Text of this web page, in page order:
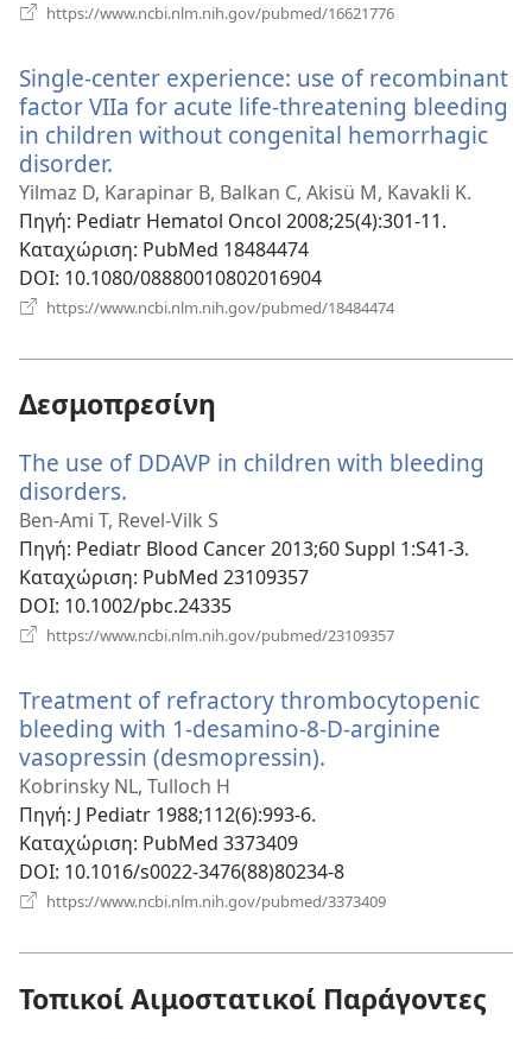
https://www.ncbi.nlm.nih.gov/pubmed/16621776
Single-center experience: use of recombinant
factor VIIa for acute life-threatening bleeding
in children without congenital hemorrhagic
disorder.
νέο
παράθυρο)
Yilmaz D, Karapinar B, Balkan C, Akisü M, Kavakli K.
Πηγή‎: Pediatr Hematol Oncol 2008;25(4):301-11.
Καταχώριση‎: PubMed 18484474
DOI‎: 10.1080/08880010802016904
https://www.ncbi.nlm.nih.gov/pubmed/18484474
Δεσμοπρεσίνη
The use of DDAVP in children with bleeding
disorders.
νέο
παράθυρο)
Ben-Ami T, Revel-Vilk S
Πηγή‎: Pediatr Blood Cancer 2013;60 Suppl 1:S41-3.
Καταχώριση‎: PubMed 23109357
DOI‎: 10.1002/pbc.24335
https://www.ncbi.nlm.nih.gov/pubmed/23109357
Treatment of refractory thrombocytopenic
bleeding with 1-desamino-8-D-arginine
vasopressin (desmopressin).
Kobrinsky NL, Tulloch H
Πηγή‎: J Pediatr 1988;112(6):993-6.
Καταχώριση‎: PubMed 3373409
DOI‎: 10.1016/s0022-3476(88)80234-8
https://www.ncbi.nlm.nih.gov/pubmed/3373409
Τοπικοί Αιμοστατικοί Παράγοντες